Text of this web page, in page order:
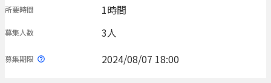
所要時間 1時間
募集人数 3人
募集期限 2024/08/07 18:00